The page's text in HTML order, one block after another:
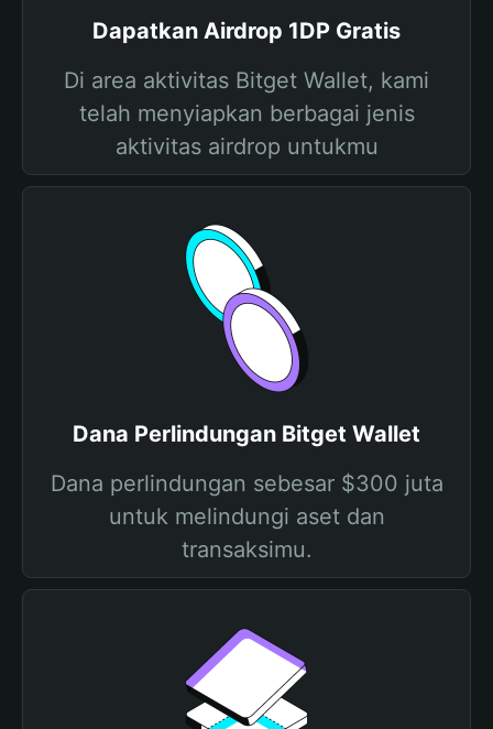
Dapatkan Airdrop 1DP Gratis
Di area aktivitas Bitget Wallet, kami
telah menyiapkan berbagai jenis
aktivitas airdrop untukmu
Dana Perlindungan Bitget Wallet
Dana perlindungan sebesar $300 juta
untuk melindungi aset dan
transaksimu.